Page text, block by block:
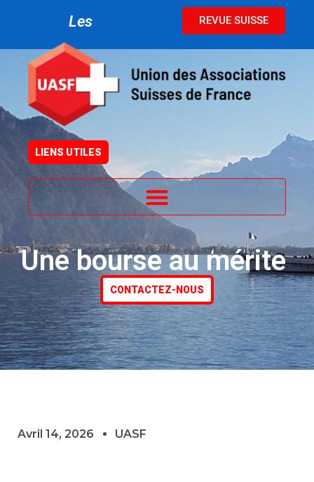
s no REVUE SUISSE
LIENS UTILES
Une bourse au mérite
CONTACTEZ-NOUS
Avril 14, 2026 UASF